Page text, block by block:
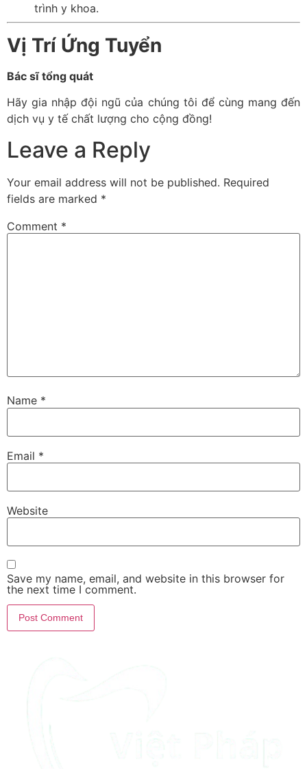
trình y khoa.
Vị Trí Ứng Tuyển
Bác sĩ tổng quát
Hãy gia nhập đội ngũ của chúng tôi để cùng mang đến
dịch vụ y tế chất lượng cho cộng đồng!
Leave a Reply
Your email address will not be published. Required
fields are marked *
Comment *
Name *
Email *
Website
Save my name, email, and website in this browser for
the next time I comment.